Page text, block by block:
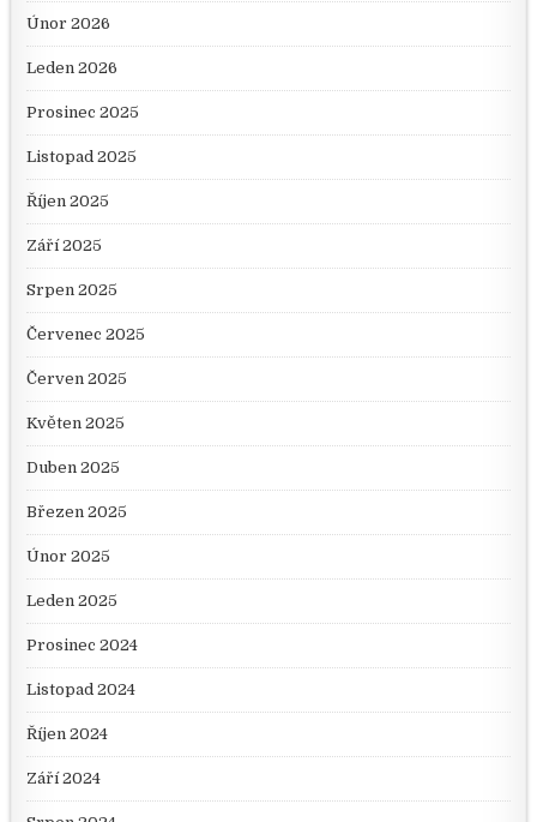
Únor 2026
Leden 2026
Prosinec 2025
Listopad 2025
Říjen 2025
Září 2025
Srpen 2025
Červenec 2025
Červen 2025
Květen 2025
Duben 2025
Březen 2025
Únor 2025
Leden 2025
Prosinec 2024
Listopad 2024
Říjen 2024
Září 2024